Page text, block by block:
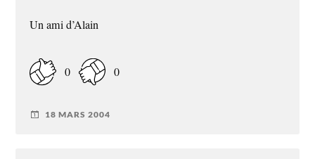
Un ami d’Alain
0 0
18 MARS 2004